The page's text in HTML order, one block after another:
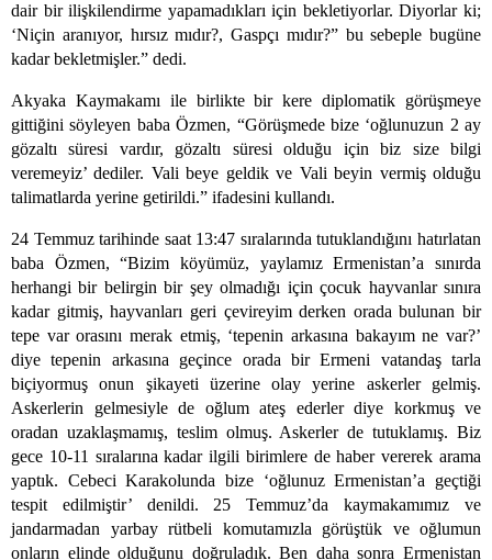
dair bir ilişkilendirme yapamadıkları için bekletiyorlar. Diyorlar ki;
‘Niçin aranıyor, hırsız mıdır?, Gaspçı mıdır?” bu sebeple bugüne
kadar bekletmişler.” dedi.
Akyaka Kaymakamı ile birlikte bir kere diplomatik görüşmeye
gittiğini söyleyen baba Özmen, “Görüşmede bize ‘oğlunuzun 2 ay
gözaltı süresi vardır, gözaltı süresi olduğu için biz size bilgi
veremeyiz’ dediler. Vali beye geldik ve Vali beyin vermiş olduğu
talimatlarda yerine getirildi.” ifadesini kullandı.
24 Temmuz tarihinde saat 13:47 sıralarında tutuklandığını hatırlatan
baba Özmen, “Bizim köyümüz, yaylamız Ermenistan’a sınırda
herhangi bir belirgin bir şey olmadığı için çocuk hayvanlar sınıra
kadar gitmiş, hayvanları geri çevireyim derken orada bulunan bir
tepe var orasını merak etmiş, ‘tepenin arkasına bakayım ne var?’
diye tepenin arkasına geçince orada bir Ermeni vatandaş tarla
biçiyormuş onun şikayeti üzerine olay yerine askerler gelmiş.
Askerlerin gelmesiyle de oğlum ateş ederler diye korkmuş ve
oradan uzaklaşmamış, teslim olmuş. Askerler de tutuklamış. Biz
gece 10-11 sıralarına kadar ilgili birimlere de haber vererek arama
yaptık. Cebeci Karakolunda bize ‘oğlunuz Ermenistan’a geçtiği
tespit edilmiştir’ denildi. 25 Temmuz’da kaymakamımız ve
jandarmadan yarbay rütbeli komutamızla görüştük ve oğlumun
onların elinde olduğunu doğruladık. Ben daha sonra Ermenistan